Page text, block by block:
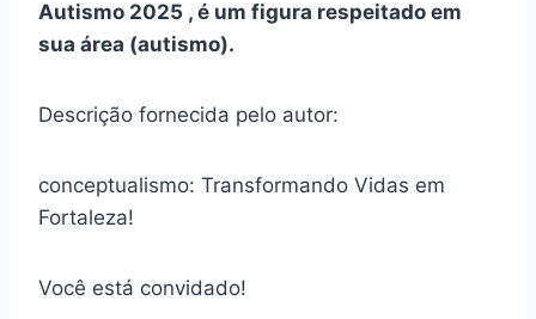
Autismo 2025 , é um figura respeitado em
sua área (autismo).
Descrição fornecida pelo autor:
conceptualismo: Transformando Vidas em
Fortaleza!
Você está convidado!